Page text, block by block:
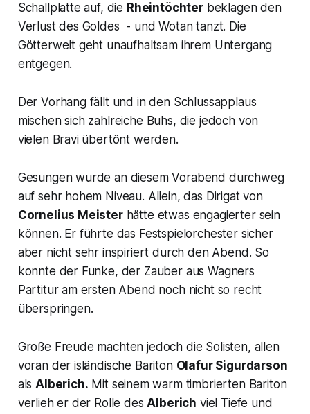
Schallplatte auf, die Rheintöchterbeklagen den
Verlust des Goldes - und Wotan tanzt. Die
Götterwelt geht unaufhaltsam ihrem Untergang
entgegen.
Der Vorhang fällt und in den Schlussapplaus
mischen sich zahlreiche Buhs, die jedoch von
vielen Bravi übertönt werden.
Gesungen wurde an diesem Vorabend durchweg
auf sehr hohem Niveau. Allein, das Dirigat von
Cornelius Meisterhätte etwas engagierter sein
können. Er führte das Festspielorchester sicher
aber nicht sehr inspiriert durch den Abend. So
konnte der Funke, der Zauber aus Wagners
Partitur am ersten Abend noch nicht so recht
überspringen.
Große Freude machten jedoch die Solisten, allen
voran der isländische Bariton Olafur Sigurdarson
alsAlberich. Mit seinem warm timbrierten Bariton
verlieh er der Rolle desAlberich viel Tiefe und